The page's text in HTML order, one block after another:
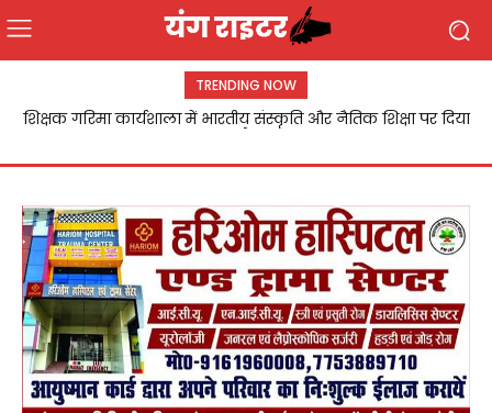
TRENDING NOW
Chandauli:यथार्थ नर्सिंग कॉलेज में नशा मुक्ति जागरूकता कार्यक्रम